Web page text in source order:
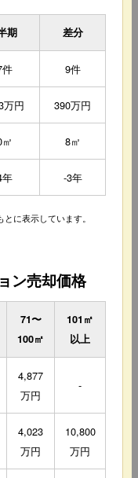
期 差分
9件
万円 390万円
8㎡
-3年
に表示しています。
ン売却価格
71〜
100㎡
101㎡
以上
4,877
万円
-
4,023
万円
10,800
万円